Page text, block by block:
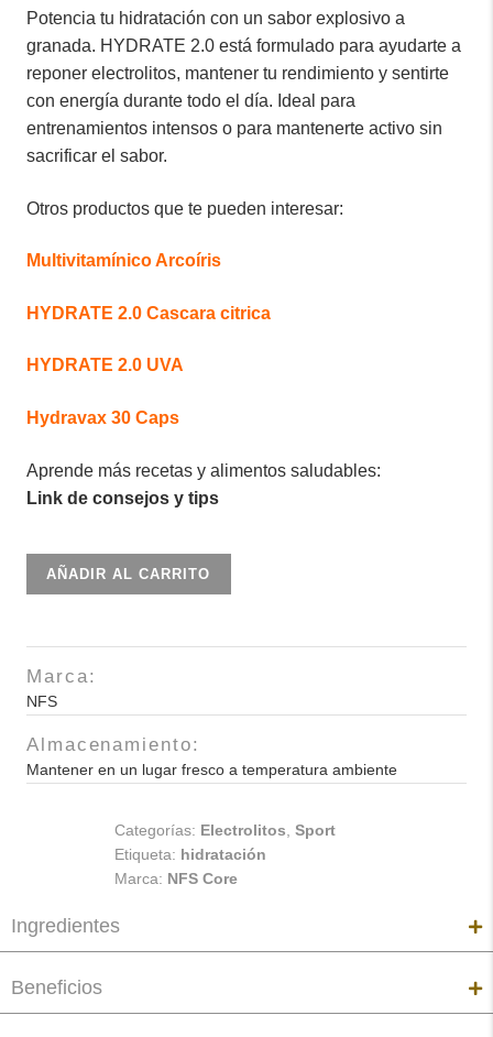
Potencia tu hidratación con un sabor explosivo a
granada. HYDRATE 2.0 está formulado para ayudarte a
reponer electrolitos, mantener tu rendimiento y sentirte
con energía durante todo el día. Ideal para
entrenamientos intensos o para mantenerte activo sin
sacrificar el sabor.
Otros productos que te pueden interesar:
Multivitamínico Arcoíris
HYDRATE 2.0 Cascara citrica
HYDRATE 2.0 UVA
Hydravax 30 Caps
Aprende más recetas y alimentos saludables:
Link de consejos y tips
HYDRATE
2.0
cantidad
AÑADIR AL CARRITO
Marca:
NFS
Almacenamiento:
Mantener en un lugar fresco a temperatura ambiente
Categorías: Electrolitos, Sport
Etiqueta: hidratación
Marca: NFS Core
Ingredientes
Beneficios